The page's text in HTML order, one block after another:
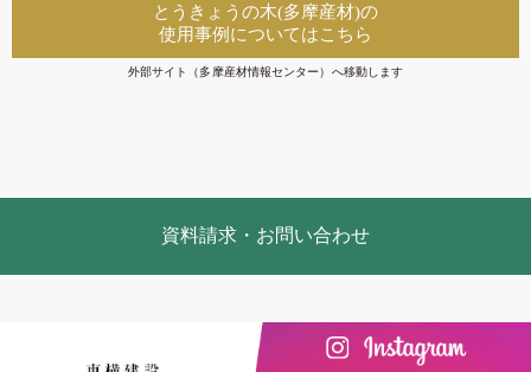
とうきょうの木(多摩産材)の
使用事例についてはこちら
外部サイト（多摩産材情報センター）へ移動します
資料請求・お問い合わせ